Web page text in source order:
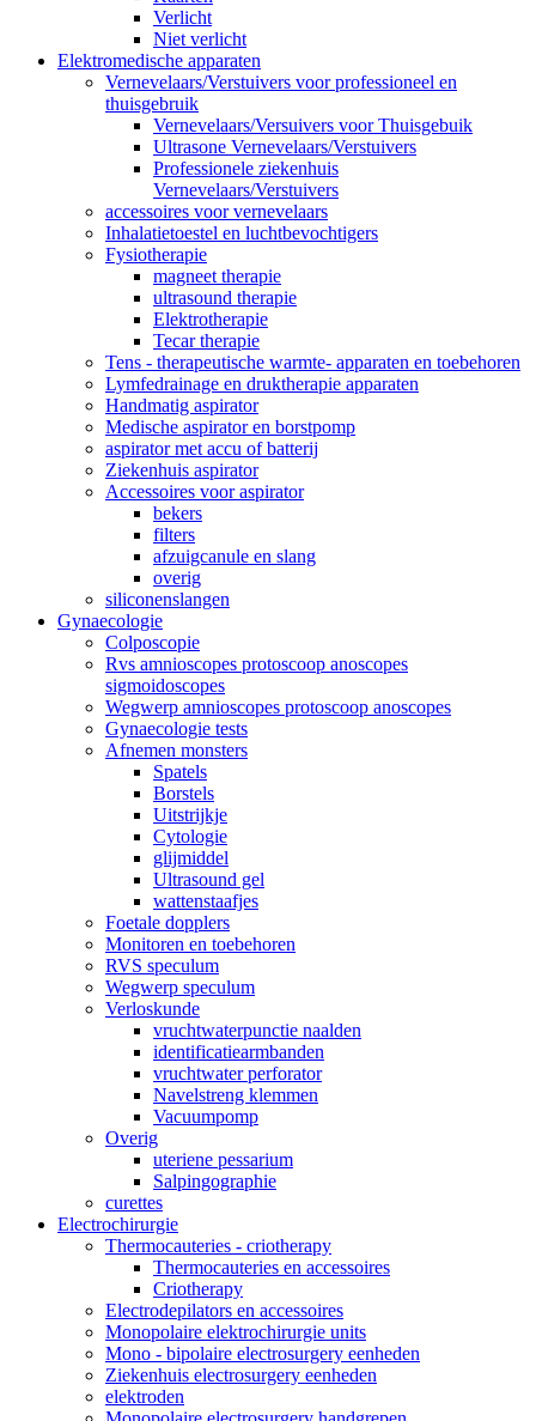
Verlicht
Niet verlicht
Elektromedische apparaten
Vernevelaars/Verstuivers voor professioneel en
thuisgebruik
Vernevelaars/Versuivers voor Thuisgebuik
Ultrasone Vernevelaars/Verstuivers
Professionele ziekenhuis
Vernevelaars/Verstuivers
accessoires voor vernevelaars
Inhalatietoestel en luchtbevochtigers
Fysiotherapie
magneet therapie
ultrasound therapie
Elektrotherapie
Tecar therapie
Tens - therapeutische warmte- apparaten en toebehoren
Lymfedrainage en druktherapie apparaten
Handmatig aspirator
Medische aspirator en borstpomp
aspirator met accu of batterij
Ziekenhuis aspirator
Accessoires voor aspirator
bekers
filters
afzuigcanule en slang
overig
siliconenslangen
Gynaecologie
Colposcopie
Rvs amnioscopes protoscoop anoscopes
sigmoidoscopes
Wegwerp amnioscopes protoscoop anoscopes
Gynaecologie tests
Afnemen monsters
Spatels
Borstels
Uitstrijkje
Cytologie
glijmiddel
Ultrasound gel
wattenstaafjes
Foetale dopplers
Monitoren en toebehoren
RVS speculum
Wegwerp speculum
Verloskunde
vruchtwaterpunctie naalden
identificatiearmbanden
vruchtwater perforator
Navelstreng klemmen
Vacuumpomp
Overig
uteriene pessarium
Salpingographie
curettes
Electrochirurgie
Thermocauteries - criotherapy
Thermocauteries en accessoires
Criotherapy
Electrodepilators en accessoires
Monopolaire elektrochirurgie units
Mono - bipolaire electrosurgery eenheden
Ziekenhuis electrosurgery eenheden
elektroden